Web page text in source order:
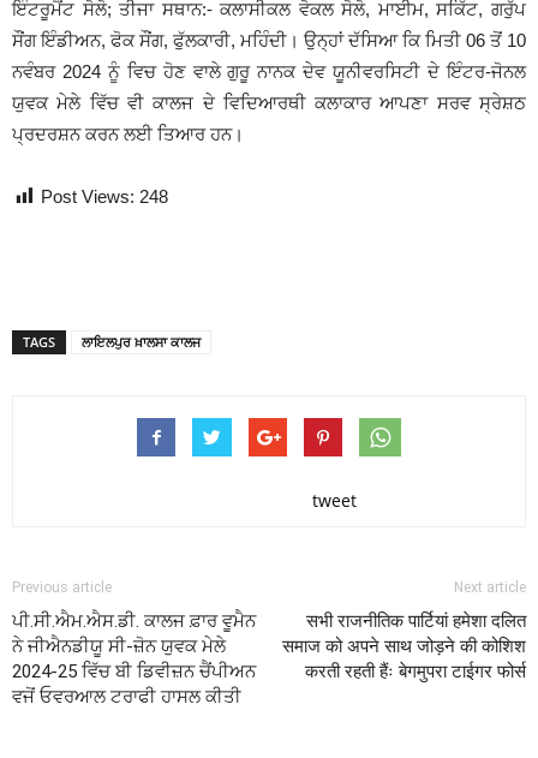
ਇੰਟਰੂਮੈਂਟ ਸੋਲੋ; ਤੀਜਾ ਸਥਾਨ:- ਕਲਾਸੀਕਲ ਵੋਕਲ ਸੋਲੋ, ਮਾਈਮ, ਸਕਿੱਟ, ਗਰੁੱਪ
ਸੌਂਗ ਇੰਡੀਅਨ, ਫੋਕ ਸੌਂਗ, ਫੁੱਲਕਾਰੀ, ਮਹਿੰਦੀ। ਉਨ੍ਹਾਂ ਦੱਸਿਆ ਕਿ ਮਿਤੀ 06 ਤੋਂ 10
ਨਵੰਬਰ 2024 ਨੂੰ ਵਿਚ ਹੋਣ ਵਾਲੇ ਗੁਰੂ ਨਾਨਕ ਦੇਵ ਯੂਨੀਵਰਸਿਟੀ ਦੇ ਇੰਟਰ-ਜੋਨਲ
ਯੁਵਕ ਮੇਲੇ ਵਿੱਚ ਵੀ ਕਾਲਜ ਦੇ ਵਿਦਿਆਰਥੀ ਕਲਾਕਾਰ ਆਪਣਾ ਸਰਵ ਸ੍ਰੇਸ਼ਠ
ਪ੍ਰਦਰਸ਼ਨ ਕਰਨ ਲਈ ਤਿਆਰ ਹਨ।
Post Views: 248
TAGS ਲਾਇਲਪੁਰ ਖ਼ਾਲਸਾ ਕਾਲਜ
tweet
Previous article
ਪੀ.ਸੀ.ਐਮ.ਐਸ.ਡੀ. ਕਾਲਜ ਫ਼ਾਰ ਵੂਮੈਨ
ਨੇ ਜੀਐਨਡੀਯੂ ਸੀ-ਜ਼ੋਨ ਯੁਵਕ ਮੇਲੇ
2024-25 ਵਿੱਚ ਬੀ ਡਿਵੀਜ਼ਨ ਚੈਂਪੀਅਨ
ਵਜੋਂ ਓਵਰਆਲ ਟਰਾਫੀ ਹਾਸਲ ਕੀਤੀ
Next article
सभी राजनीतिक पार्टियां हमेशा दलित
समाज को अपने साथ जोड़ने की कोशिश
करती रहती हैंः बेगमुपरा टाईगर फोर्स